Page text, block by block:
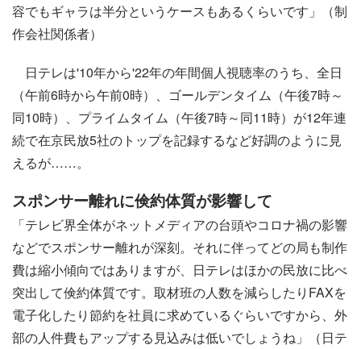
容でもギャラは半分というケースもあるくらいです」（制
作会社関係者）
日テレは'10年から'22年の年間個人視聴率のうち、全日
（午前6時から午前0時）、ゴールデンタイム（午後7時～
同10時）、プライムタイム（午後7時～同11時）が12年連
続で在京民放5社のトップを記録するなど好調のように見
えるが……。
スポンサー離れに倹約体質が影響して
「テレビ界全体がネットメディアの台頭やコロナ禍の影響
などでスポンサー離れが深刻。それに伴ってどの局も制作
費は縮小傾向ではありますが、日テレはほかの民放に比べ
突出して倹約体質です。取材班の人数を減らしたりFAXを
電子化したり節約を社員に求めているぐらいですから、外
部の人件費もアップする見込みは低いでしょうね」（日テ